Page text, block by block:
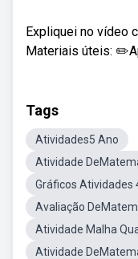
Expliquei no vídeo
Materiais úteis:
Tags
Atividades5 Ano
Atividade
Gráficos Atividades
Avaliação
Atividade Malha
Atividade